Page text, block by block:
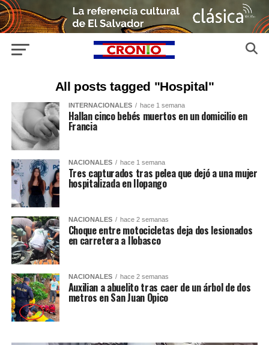
All posts tagged "Hospital"
INTERNACIONALES hace 1 semana
Hallan cinco bebés muertos en un domicilio en
Francia
NACIONALES hace 1 semana
Tres capturados tras pelea que dejó a una mujer
hospitalizada en Ilopango
NACIONALES hace 2 semanas
Choque entre motocicletas deja dos lesionados
en carretera a Ilobasco
NACIONALES hace 2 semanas
Auxilian a abuelito tras caer de un árbol de dos
metros en San Juan Opico